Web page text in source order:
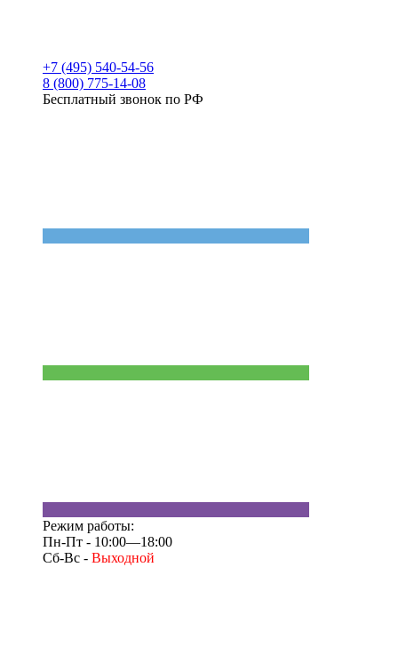
+7 (495) 540-54-56
8 (800) 775-14-08
Бесплатный звонок по РФ
Режим работы:
Пн-Пт - 10:00—18:00
Сб-Вс - Выходной